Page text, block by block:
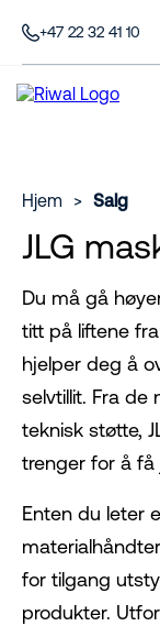
+47 22 32 41 10
Hjem > Salg
JLG
Du må gå
titt på liftene
hjelper deg å
selvtillit. Fra de
teknisk støtte,
trenger for å
Enten du leter
for tilgang
produkter.